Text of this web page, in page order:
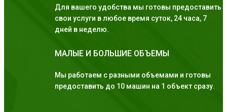
Для вашего удобства мы готовы предоставить
свои услуги в любое время суток, 24 часа, 7
дней в неделю.
МАЛЫЕ И БОЛЬШИЕ ОБЪЕМЫ
Мы работаем с разными объемами и готовы
предоставить до 10 машин на 1 объект сразу.